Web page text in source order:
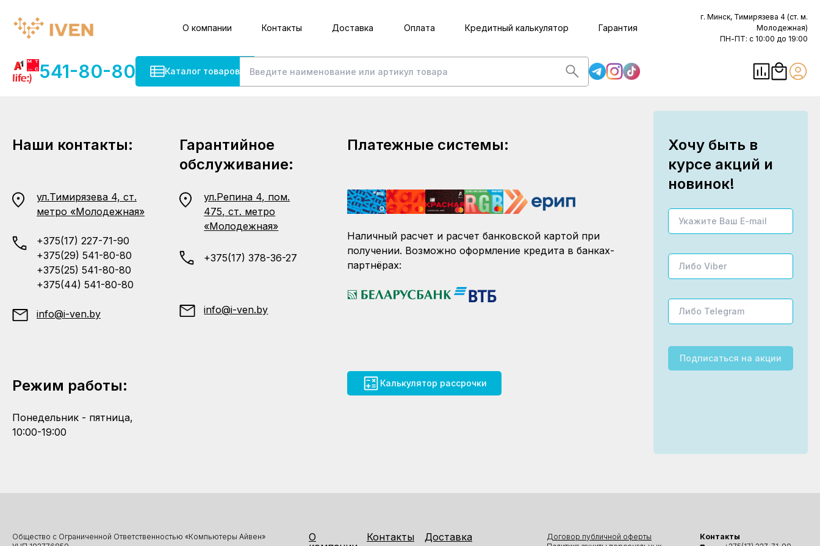
О компании Контакты Доставка Оплата Кредитный калькулятор Гарантия
г. Минск, Тимирязева 4 (ст. м.
Молодежная)
ПН-ПТ: с 10:00 до 19:00
541-80-80 Каталог товаров
Наши контакты:
ул.Тимирязева 4, ст.
метро «Молодежная»
+375(17) 227-71-90
+375(29) 541-80-80
+375(25) 541-80-80
+375(44) 541-80-80
info@i-ven.by
Гарантийное
обслуживание:
ул.Репина 4, пом.
475, ст. метро
«Молодежная»
+375(17) 378-36-27
info@i-ven.by
Платежные системы:
Наличный расчет и расчет банковской картой при
получении. Возможно оформление кредита в банках-
партнёрах:
Режим работы:
Понедельник - пятница,
10:00-19:00
Калькулятор рассрочки
Хочу быть в
курсе акций и
новинок!
Подписаться на акции
Общество с Ограниченной Ответственностью «Компьютеры Айвен»
О
Контакты Доставка
Договор публичной оферты
Контакты